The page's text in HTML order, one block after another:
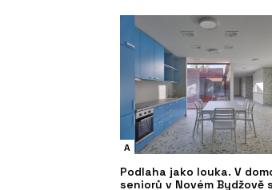
A
Podlaha jako louka. V
seniorů v Novém Bydžově